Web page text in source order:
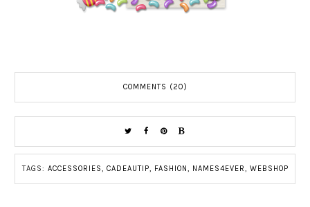
COMMENTS (20)
TAGS: ACCESSORIES, CADEAUTIP, FASHION, NAMES4EVER, WEBSHOP